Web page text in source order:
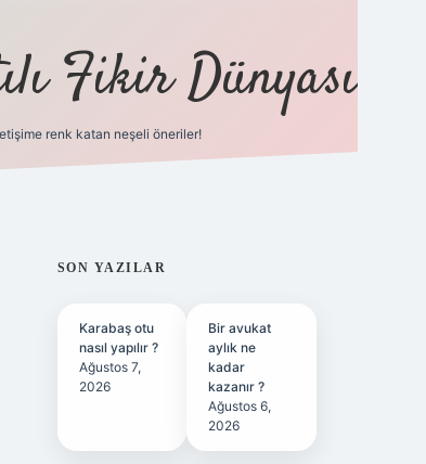
Fikir Dünyası
renk katan neşeli öneriler!
SIDEBAR
SON YAZILAR
Karabaş otu
nasıl yapılır ?
Ağustos 7,
2026
Bir avukat
aylık ne
kadar
kazanır ?
Ağustos 6,
2026